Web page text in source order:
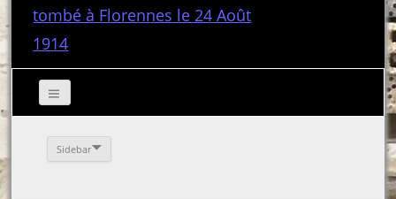
tombé à Florennes le 24 Août
1914
Sidebar